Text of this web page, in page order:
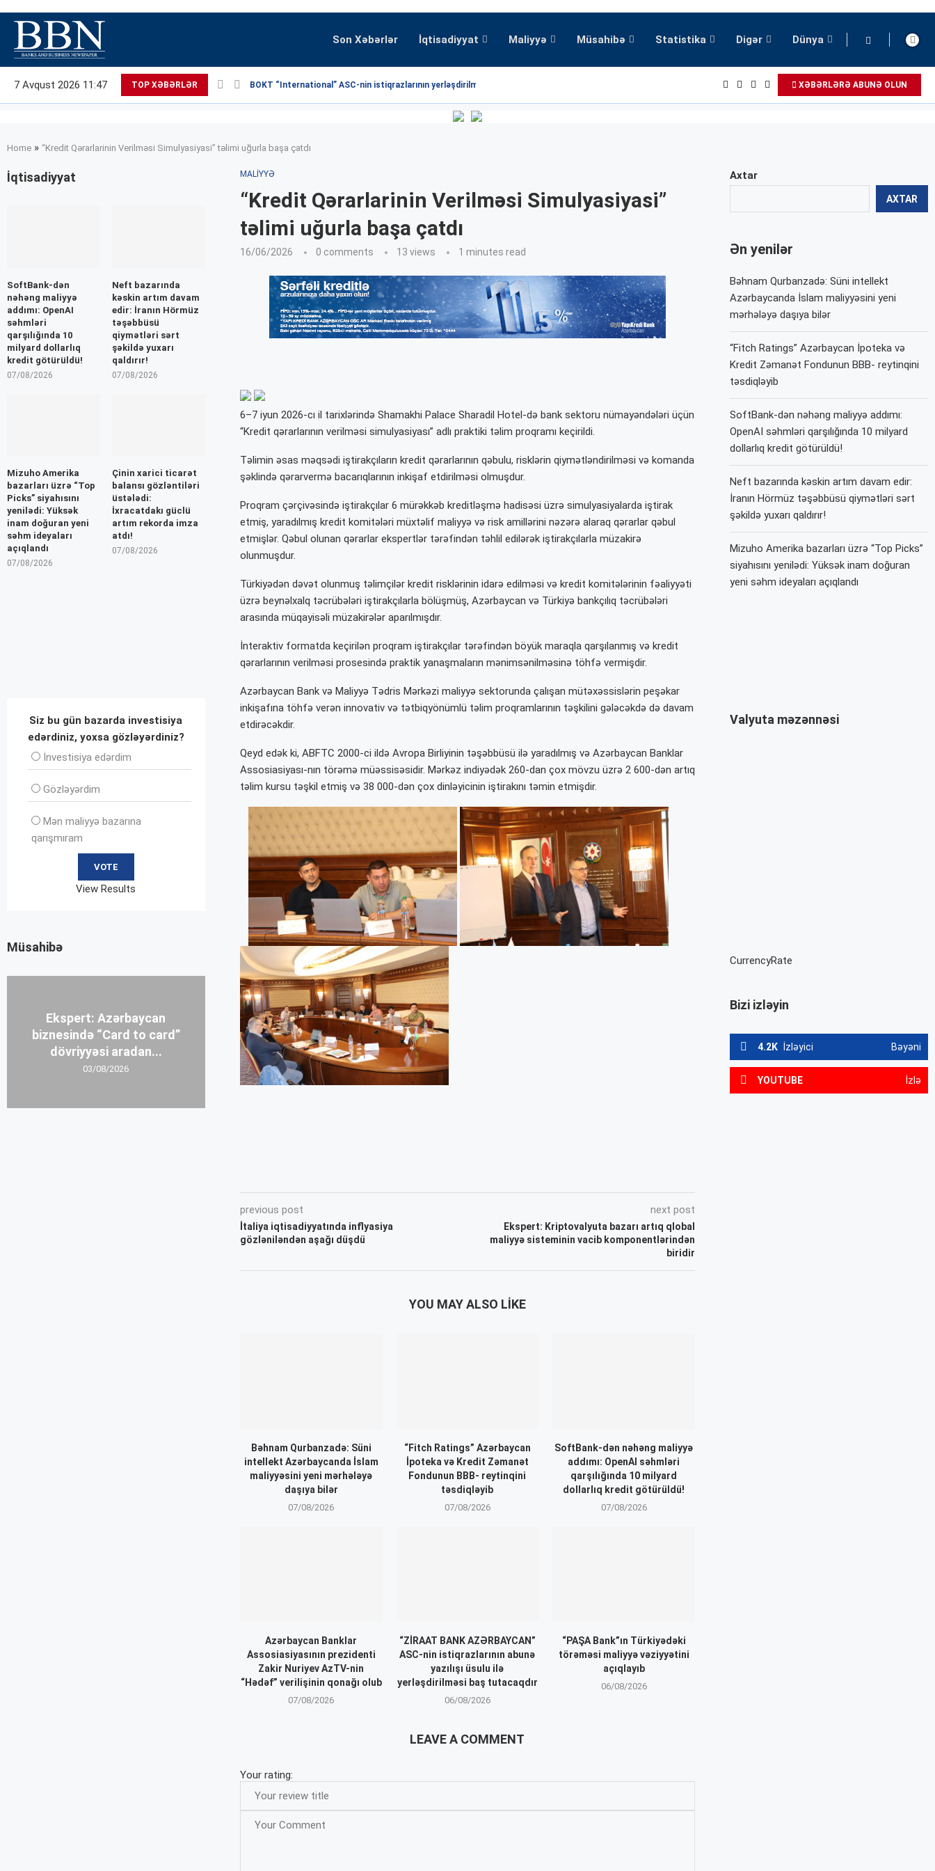
Son Xəbərlər İqtisadiyyat Maliyyə Müsahibə Statistika Digər Dünya
7 Avqust 2026 11:47 TOP XƏBƏRLƏR BOKT “International” ASC-nin istiqrazlarının yerləşdirilməsi üzrə hərrac yekunlaşmışdır XƏBƏRLƏRƏ ABUNƏ OLUN
Home » “Kredit Qərarlarinin Verilməsi Simulyasiyasi” təlimi uğurla başa çatdı
MALIYYƏ
“Kredit Qərarlarinin Verilməsi Simulyasiyasi”
təlimi uğurla başa çatdı
16/06/2026 0 comments 13 views 1 minutes read
6–7 iyun 2026-cı il tarixlərində Shamakhi Palace Sharadil Hotel-də bank sektoru nümayəndələri üçün
“Kredit qərarlarının verilməsi simulyasiyası” adlı praktiki təlim proqramı keçirildi.
Təlimin əsas məqsədi iştirakçıların kredit qərarlarının qəbulu, risklərin qiymətləndirilməsi və komanda
şəklində qərarvermə bacarıqlarının inkişaf etdirilməsi olmuşdur.
Proqram çərçivəsində iştirakçılar 6 mürəkkəb kreditləşmə hadisəsi üzrə simulyasiyalarda iştirak
etmiş, yaradılmış kredit komitələri müxtəlif maliyyə və risk amillərini nəzərə alaraq qərarlar qəbul
etmişlər. Qəbul olunan qərarlar ekspertlər tərəfindən təhlil edilərək iştirakçılarla müzakirə
olunmuşdur.
Türkiyədən dəvət olunmuş təlimçilər kredit risklərinin idarə edilməsi və kredit komitələrinin fəaliyyəti
üzrə beynəlxalq təcrübələri iştirakçılarla bölüşmüş, Azərbaycan və Türkiyə bankçılıq təcrübələri
arasında müqayisəli müzakirələr aparılmışdır.
İnteraktiv formatda keçirilən proqram iştirakçılar tərəfindən böyük maraqla qarşılanmış və kredit
qərarlarının verilməsi prosesində praktik yanaşmaların mənimsənilməsinə töhfə vermişdir.
Azərbaycan Bank və Maliyyə Tədris Mərkəzi maliyyə sektorunda çalışan mütəxəssislərin peşəkar
inkişafına töhfə verən innovativ və tətbiqyönümlü təlim proqramlarının təşkilini gələcəkdə də davam
etdirəcəkdir.
Qeyd edək ki, ABFTC 2000-ci ildə Avropa Birliyinin təşəbbüsü ilə yaradılmış və Azərbaycan Banklar
Assosiasiyası-nın törəmə müəssisəsidir. Mərkəz indiyədək 260-dan çox mövzu üzrə 2 600-dən artıq
təlim kursu təşkil etmiş və 38 000-dən çox dinləyicinin iştirakını təmin etmişdir.
previous post
İtaliya iqtisadiyyatında inflyasiya
gözləniləndən aşağı düşdü
next post
Ekspert: Kriptovalyuta bazarı artıq qlobal
maliyyə sisteminin vacib komponentlərindən
biridir
YOU MAY ALSO LIKE
Bəhnam Qurbanzadə: Süni
intellekt Azərbaycanda İslam
maliyyəsini yeni mərhələyə
daşıya bilər
07/08/2026
“Fitch Ratings” Azərbaycan
İpoteka və Kredit Zəmanət
Fondunun BBB- reytinqini
təsdiqləyib
07/08/2026
SoftBank-dən nəhəng maliyyə
addımı: OpenAI səhmləri
qarşılığında 10 milyard
dollarlıq kredit götürüldü!
07/08/2026
Azərbaycan Banklar
Assosiasiyasının prezidenti
Zakir Nuriyev AzTV-nin
“Hədəf” verilişinin qonağı olub
07/08/2026
“ZİRAAT BANK AZƏRBAYCAN”
ASC-nin istiqrazlarının abunə
yazılışı üsulu ilə
yerləşdirilməsi baş tutacaqdır
06/08/2026
“PAŞA Bank”ın Türkiyədəki
törəməsi maliyyə vəziyyətini
açıqlayıb
06/08/2026
LEAVE A COMMENT
Your rating:
Axtar
AXTAR
Ən yenilər
Bəhnam Qurbanzadə: Süni intellekt
Azərbaycanda İslam maliyyəsini yeni
mərhələyə daşıya bilər
“Fitch Ratings” Azərbaycan İpoteka və
Kredit Zəmanət Fondunun BBB- reytinqini
təsdiqləyib
SoftBank-dən nəhəng maliyyə addımı:
OpenAI səhmləri qarşılığında 10 milyard
dollarlıq kredit götürüldü!
Neft bazarında kəskin artım davam edir:
İranın Hörmüz təşəbbüsü qiymətləri sərt
şəkildə yuxarı qaldırır!
Mizuho Amerika bazarları üzrə “Top Picks”
siyahısını yenilədi: Yüksək inam doğuran
yeni səhm ideyaları açıqlandı
Valyuta məzənnəsi
CurrencyRate
Bizi izləyin
4.2K İzləyici Bəyəni
YOUTUBE İzlə
İqtisadiyyat
SoftBank-dən
nəhəng maliyyə
addımı: OpenAI
səhmləri
qarşılığında 10
milyard dollarlıq
kredit götürüldü!
07/08/2026
Neft bazarında
kəskin artım davam
edir: İranın Hörmüz
təşəbbüsü
qiymətləri sərt
şəkildə yuxarı
qaldırır!
07/08/2026
Mizuho Amerika
bazarları üzrə “Top
Picks” siyahısını
yenilədi: Yüksək
inam doğuran yeni
səhm ideyaları
açıqlandı
07/08/2026
Çinin xarici ticarət
balansı gözləntiləri
üstələdi:
İxracatdakı güclü
artım rekorda imza
atdı!
07/08/2026
Siz bu gün bazarda investisiya
edərdiniz, yoxsa gözləyərdiniz?
İnvеstisiya edərdim
Gözləyərdim
Mən maliyyə bazarına
qarışmıram
View Results
Müsahibə
Ekspert: Azərbaycan
biznesində “Card to card”
dövriyyəsi aradan...
03/08/2026